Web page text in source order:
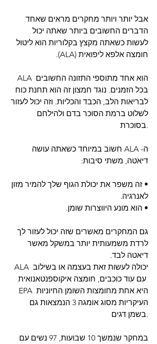
אבל יותר ויותר מחקרים מראים שאחד
הדברים החשובים ביותר שאתה יכול
לעשות כשאתה מקצץ בקלוריות הוא ליטול
חומצה אלפא ליפואית (ALA).
ALA הוא אחד מתוספי התזונה החשובים
בכל הזמנים. נוגד חמצון זה הוא תחנת כוח
לבריאות הלב, הכבד והכליות. וזה יכול לעזור
לשלוט ברמת הסוכר בדם ולהילחם
בסוכרת.
ה- ALA חשוב במיוחד כשאתה עושה
דיאטה, משתי סיבות:
• זה משפר את יכולת הגוף שלך להמיר מזון
לאנרגיה.
• הוא מונע היווצרות שומן.
גם המחקרים מאשרים שזה יכול לעזור לך
לרדת משמעותית יותר במשקל מאשר
דיאטה לבד.
ALA יכולה לעשות זאת בעצמה או בשילוב
עם עוד כוכבים, חומצה איקוספנטאנואית
EPA היא אחת מחומצות השומן החיוניות
העיקריות מסוג אומגה 3 הנמצאות גם
בשמן דגים.
במחקר שנמשך 10 שבועות, 97 נשים עם